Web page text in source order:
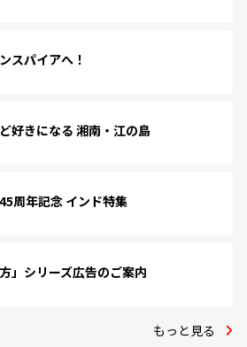
スパイアへ！
好きになる 湘南・江の島
周年記念 インド特集
」シリーズ広告のご案内
もっと見る